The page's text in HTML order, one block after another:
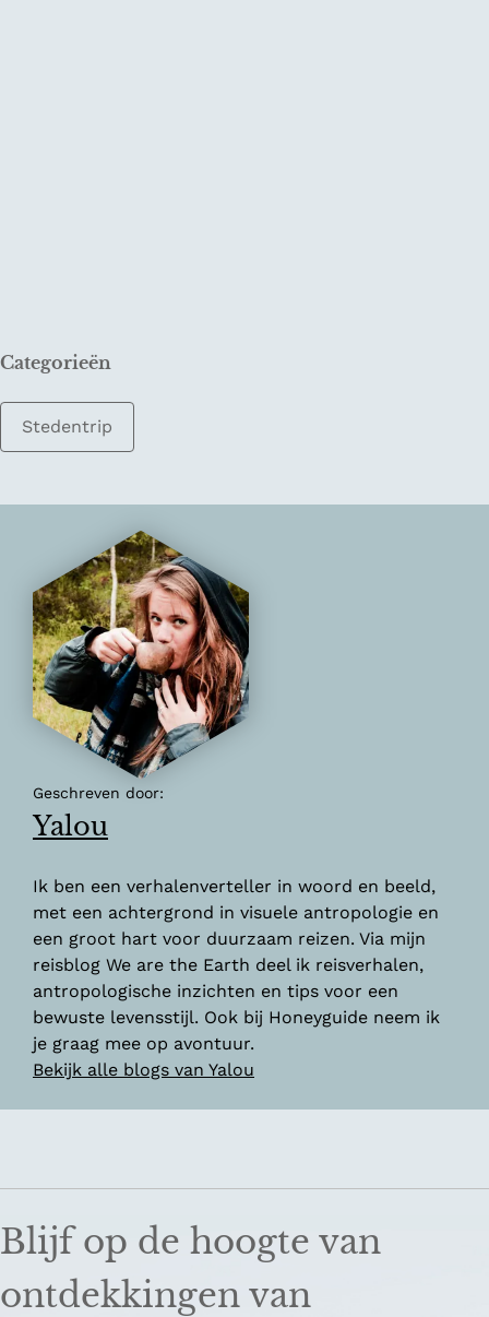
Categorieën
Stedentrip
Geschreven door:
Yalou
Ik ben een verhalenverteller in woord en beeld,
met een achtergrond in visuele antropologie en
een groot hart voor duurzaam reizen. Via mijn
reisblog We are the Earth deel ik reisverhalen,
antropologische inzichten en tips voor een
bewuste levensstijl. Ook bij Honeyguide neem ik
je graag mee op avontuur.
Bekijk alle blogs van Yalou
Blijf op de hoogte van
ontdekkingen van